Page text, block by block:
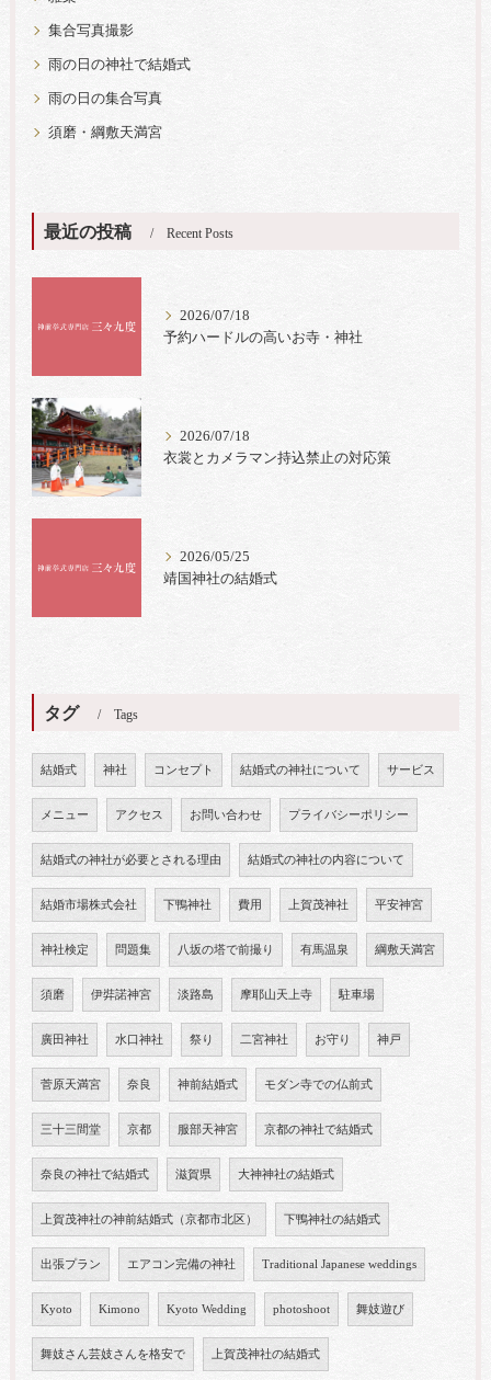
集合写真撮影
雨の日の神社で結婚式
雨の日の集合写真
須磨・綱敷天満宮
最近の投稿 Recent Posts
2026/07/18
予約ハードルの高いお寺・神社
2026/07/18
衣裳とカメラマン持込禁止の対応策
2026/05/25
靖国神社の結婚式
タグ Tags
結婚式 神社 コンセプト 結婚式の神社について サービス
メニュー アクセス お問い合わせ プライバシーポリシー
結婚式の神社が必要とされる理由 結婚式の神社の内容について
結婚市場株式会社 下鴨神社 費用 上賀茂神社 平安神宮
神社検定 問題集 八坂の塔で前撮り 有馬温泉 綱敷天満宮
須磨 伊弉諾神宮 淡路島 摩耶山天上寺 駐車場
廣田神社 水口神社 祭り 二宮神社 お守り 神戸
菅原天満宮 奈良 神前結婚式 モダン寺での仏前式
三十三間堂 京都 服部天神宮 京都の神社で結婚式
奈良の神社で結婚式 滋賀県 大神神社の結婚式
上賀茂神社の神前結婚式（京都市北区） 下鴨神社の結婚式
出張プラン エアコン完備の神社 Traditional Japanese weddings
Kyoto Kimono Kyoto Wedding photoshoot 舞妓遊び
舞妓さん芸妓さんを格安で 上賀茂神社の結婚式